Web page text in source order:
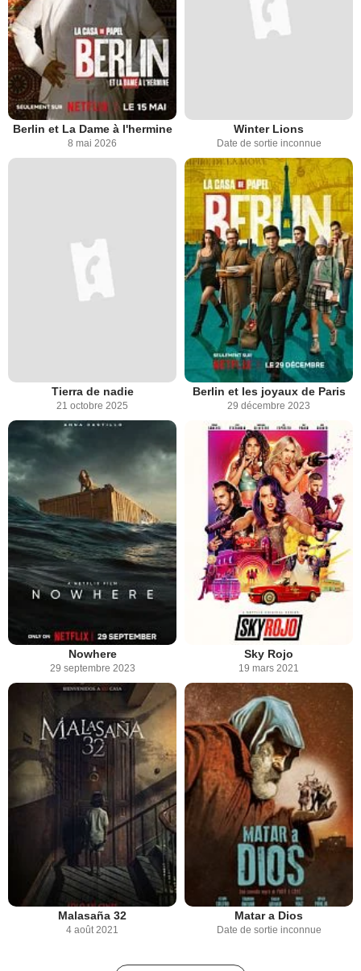
Berlin et La Dame à l'hermine
8 mai 2026
Winter Lions
Date de sortie inconnue
Tierra de nadie
21 octobre 2025
Berlin et les joyaux de Paris
29 décembre 2023
Nowhere
29 septembre 2023
Sky Rojo
19 mars 2021
Malasaña 32
4 août 2021
Matar a Dios
Date de sortie inconnue